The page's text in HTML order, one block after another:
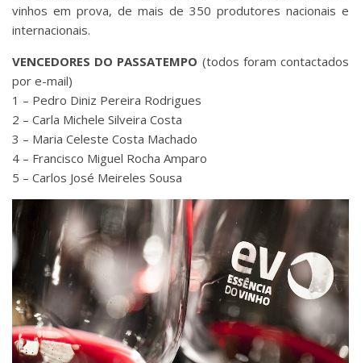
vinhos em prova, de mais de 350 produtores nacionais e
internacionais.
VENCEDORES DO PASSATEMPO (todos foram contactados
por e-mail)
1 – Pedro Diniz Pereira Rodrigues
2 – Carla Michele Silveira Costa
3 – Maria Celeste Costa Machado
4 – Francisco Miguel Rocha Amparo
5 – Carlos José Meireles Sousa